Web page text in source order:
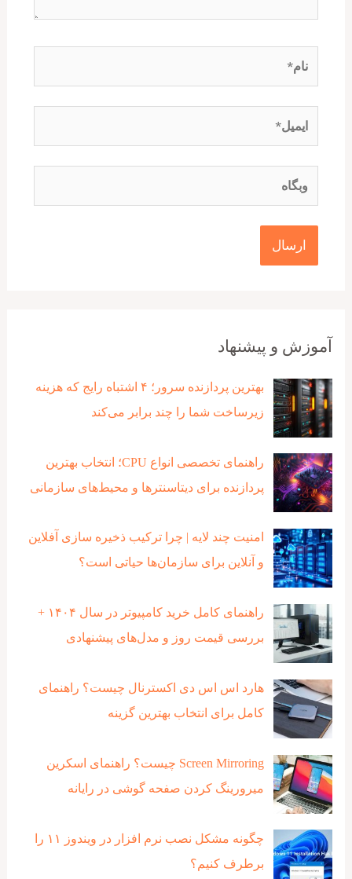
آموزش و پیشنهاد
بهترین پردازنده‌ سرور؛ ۴ اشتباه رایج که هزینه
زیرساخت شما را چند برابر می‌کند
راهنمای تخصصی انواع CPU؛ انتخاب بهترین
پردازنده برای دیتاسنترها و محیط‌های سازمانی
امنیت چند لایه | چرا ترکیب ذخیره‌ سازی آفلاین
و آنلاین برای سازمان‌ها حیاتی است؟
راهنمای کامل خرید کامپیوتر در سال ۱۴۰۴ +
بررسی قیمت روز و مدل‌های پیشنهادی
هارد اس اس دی اکسترنال چیست؟ راهنمای
کامل برای انتخاب بهترین گزینه
Screen Mirroring چیست؟ راهنمای اسکرین
میرورینگ کردن صفحه گوشی در رایانه
چگونه مشکل نصب نرم افزار در ویندوز ۱۱ را
برطرف کنیم؟